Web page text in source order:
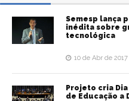
Semesp lança
inédita sobre
tecnológica
10 de Abr de 2017
Projeto cria
de Educação a